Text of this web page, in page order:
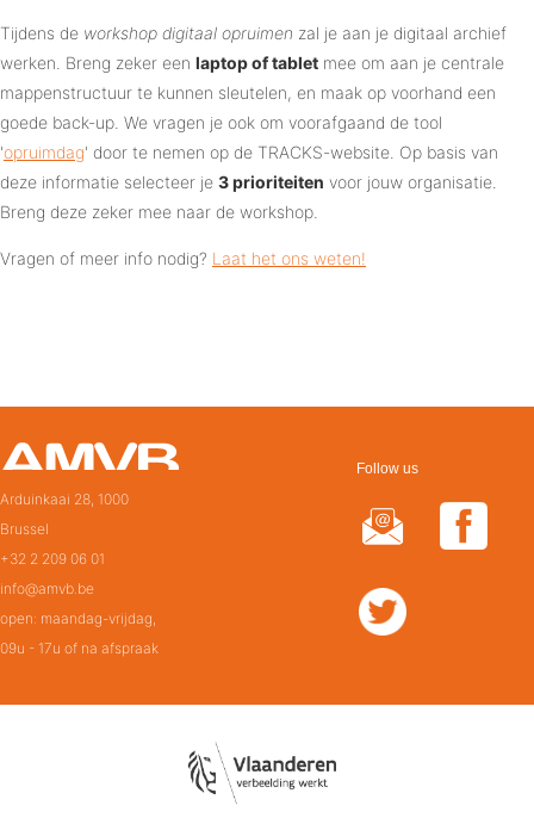
Tijdens de workshop digitaal opruimen zal je aan je digitaal archief
werken. Breng zeker een laptop of tablet mee om aan je centrale
mappenstructuur te kunnen sleutelen, en maak op voorhand een
goede back-up. We vragen je ook om voorafgaand de tool
'opruimdag' door te nemen op de TRACKS-website. Op basis van
deze informatie selecteer je 3 prioriteiten voor jouw organisatie.
Breng deze zeker mee naar de workshop.
Vragen of meer info nodig? Laat het ons weten!
Arduinkaai 28, 1000
Brussel
+32 2 209 06 01
info@amvb.be
open: maandag-vrijdag,
09u - 17u of na afspraak
Follow us